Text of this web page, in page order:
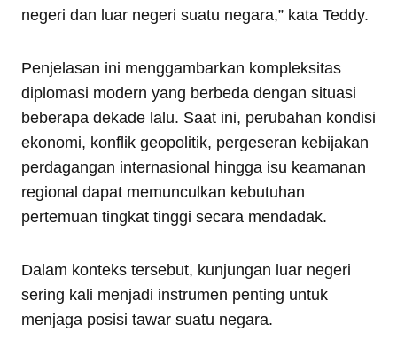
negeri dan luar negeri suatu negara,” kata Teddy.
Penjelasan ini menggambarkan kompleksitas
diplomasi modern yang berbeda dengan situasi
beberapa dekade lalu. Saat ini, perubahan kondisi
ekonomi, konflik geopolitik, pergeseran kebijakan
perdagangan internasional hingga isu keamanan
regional dapat memunculkan kebutuhan
pertemuan tingkat tinggi secara mendadak.
Dalam konteks tersebut, kunjungan luar negeri
sering kali menjadi instrumen penting untuk
menjaga posisi tawar suatu negara.